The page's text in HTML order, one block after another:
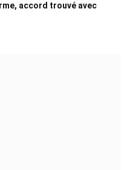
accord trouvé avec